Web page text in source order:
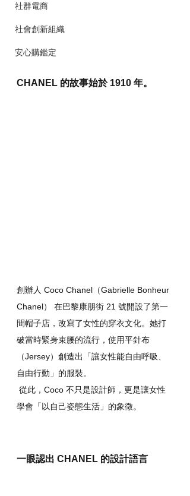
社群電商
社會創新組織
安心購鑑定
CHANEL 的故事始於 1910 年。
創辦人 Coco Chanel（Gabrielle Bonheur
Chanel） 在巴黎康朋街 21 號開設了第一
間帽子店，改寫了女性的穿衣文化。她打
破當時緊身束腰的流行，使用平針布
（Jersey）創造出「讓女性能自由呼吸、
自由行動」的服裝。
學會「以自己姿態生活」的象徵。
一眼認出 CHANEL 的設計語言